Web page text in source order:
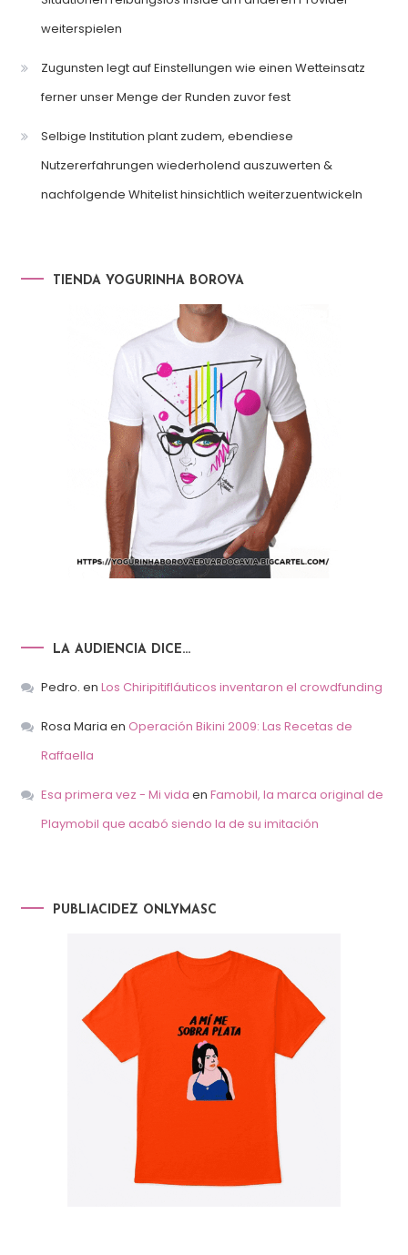
weiterspielen
Zugunsten legt auf Einstellungen wie einen Wetteinsatz
ferner unser Menge der Runden zuvor fest
Selbige Institution plant zudem, ebendiese
Nutzererfahrungen wiederholend auszuwerten &
nachfolgende Whitelist hinsichtlich weiterzuentwickeln
TIENDA YOGURINHA BOROVA
LA AUDIENCIA DICE…
Pedro. en Los Chiripitifláuticos inventaron el crowdfunding
Rosa Maria en Operación Bikini 2009: Las Recetas de
Raffaella
Esa primera vez - Mi vida en Famobil, la marca original de
Playmobil que acabó siendo la de su imitación
PUBLIACIDEZ ONLYMASC